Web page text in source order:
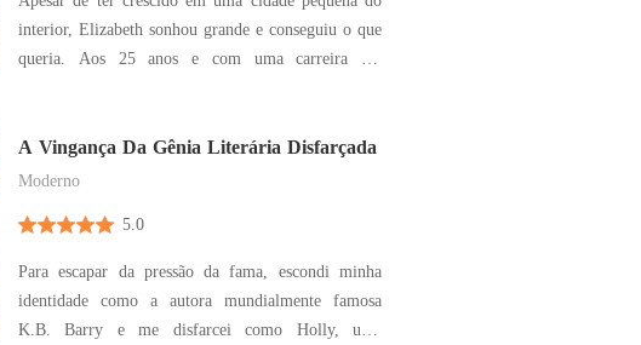
interior, Elizabeth sonhou grande e conseguiu o que
queria. Aos 25 anos e com uma carreira em
pensou que voltaria a sua vida normal, caiu em
uma arma
A Vingança Da Gênia Literária Disfarçada
Moderno
5.0
Para escapar da pressão da fama, escondi minha
identidade como a autora mundialmente famosa
K.B. Barry e me disfarcei como Holly, uma